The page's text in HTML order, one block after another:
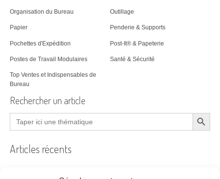
Organisation du Bureau Outillage
Papier Penderie & Supports
Pochettes d'Expédition Post-It® & Papeterie
Postes de Travail Modulaires Santé & Sécurité
Top Ventes et Indispensables de
Bureau
Rechercher un article
Search
for:
Search Button
Articles récents